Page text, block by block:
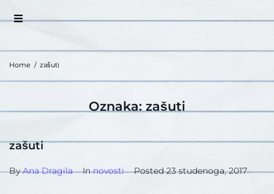
Home / zašuti
Oznaka: zašuti
zašuti
ByAna Dragila Innovosti Posted23 studenoga, 2017